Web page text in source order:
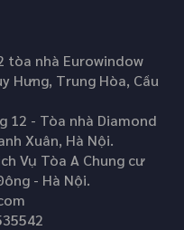
tòa nhà Eurowindow
Hưng, Trung Hòa, Cầu
12 - Tòa nhà Diamond
Xuân, Hà Nội.
Vụ Tòa A Chung cư
- Hà Nội.